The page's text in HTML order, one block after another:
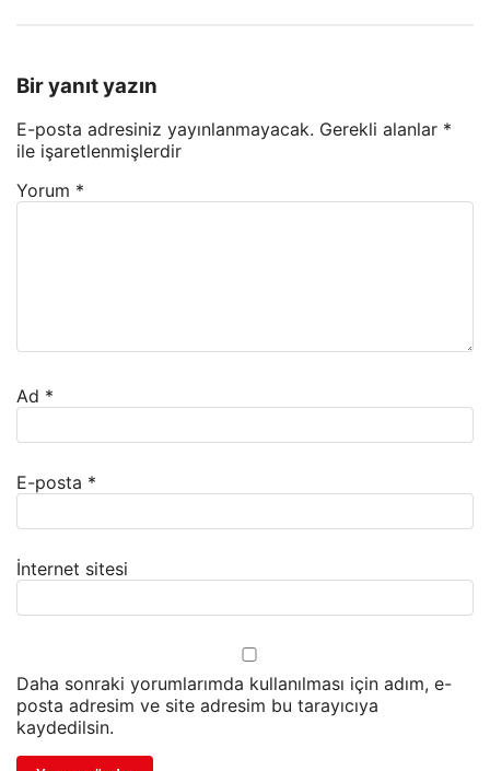
Bir yanıt yazın
E-posta adresiniz yayınlanmayacak. Gerekli alanlar *
ile işaretlenmişlerdir
Yorum *
Ad *
E-posta *
İnternet sitesi
Daha sonraki yorumlarımda kullanılması için adım, e-
posta adresim ve site adresim bu tarayıcıya
kaydedilsin.